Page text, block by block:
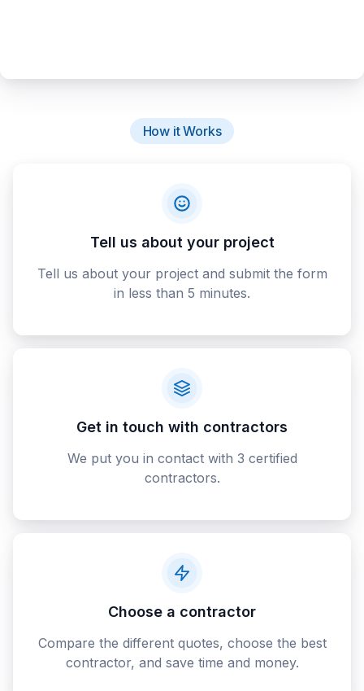
How it Works
Tell us about your project
Tell us about your project and submit the form
in less than 5 minutes.
Get in touch with contractors
We put you in contact with 3 certified
contractors.
Choose a contractor
Compare the different quotes, choose the best
contractor, and save time and money.